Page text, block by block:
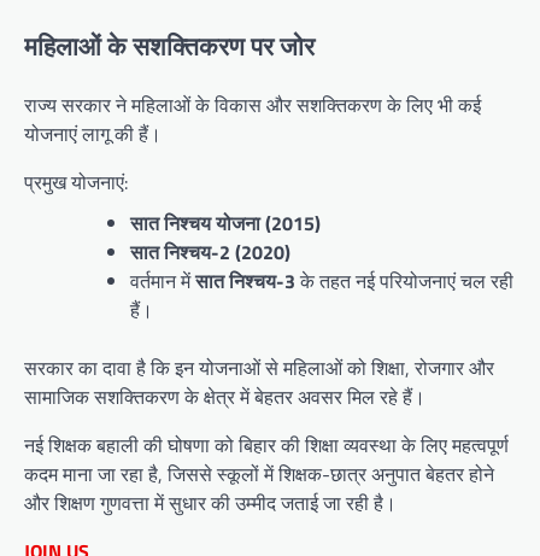
महिलाओं के सशक्तिकरण पर जोर
राज्य सरकार ने महिलाओं के विकास और सशक्तिकरण के लिए भी कई
योजनाएं लागू की हैं।
प्रमुख योजनाएं:
सात निश्चय योजना (2015)
सात निश्चय-2 (2020)
वर्तमान मेंसात निश्चय-3के तहत नई परियोजनाएं चल रही
हैं।
सरकार का दावा है कि इन योजनाओं से महिलाओं को शिक्षा, रोजगार और
सामाजिक सशक्तिकरण के क्षेत्र में बेहतर अवसर मिल रहे हैं।
नई शिक्षक बहाली की घोषणा को बिहार की शिक्षा व्यवस्था के लिए महत्वपूर्ण
कदम माना जा रहा है, जिससे स्कूलों में शिक्षक-छात्र अनुपात बेहतर होने
और शिक्षण गुणवत्ता में सुधार की उम्मीद जताई जा रही है।